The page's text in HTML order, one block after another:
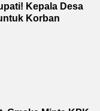
Kepala Desa
Korban